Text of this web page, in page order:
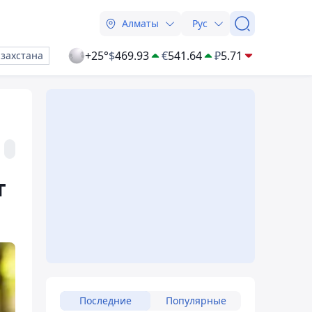
Алматы Рус
+25°$469.93 €541.64 ₽5.71
Последние Популярные